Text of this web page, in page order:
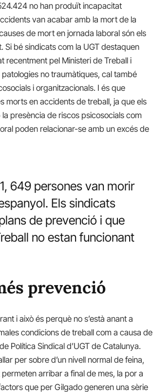
no han produït incapacitat
van acabar amb la mort de la
de mort en jornada laboral són els
bé sindicats com la UGT destaquen
recentment pel Ministeri de Treball i
no traumàtiques, cal també
i organitzacionals. I és que
morts en accidents de treball, ja que els
presència de riscos psicosocials com
poden relacionar-se amb un excés de
649 persones van morir
Els sindicats
de prevenció i que
no estan funcionant
prevenció
i això és perquè no s’està anant a
condicions de treball com a causa de
Política Sindical d’UGT de Catalunya.
per sobre d’un nivell normal de feina,
arribar a final de mes, la por a
que per Gilgado generen una sèrie